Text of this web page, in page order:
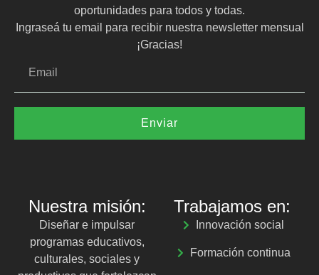
oportunidades para todos y todas.
Ingraseá tu email para recibir nuestra newsletter mensual
¡Gracias!
Enviar
Nuestra misión:
Diseñar e impulsar
programas educativos,
culturales, sociales y
Trabajamos en:
Innovación social
Formación continua